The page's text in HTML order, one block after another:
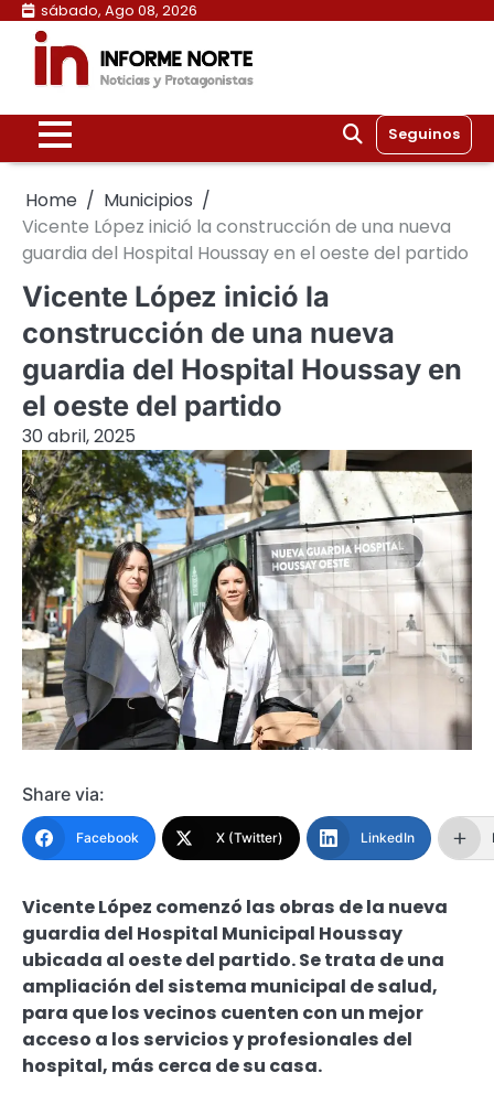
Skip
content
sábado, Ago 08, 2026
Seguinos
Home
Municipios
Vicente López inició la construcción de una nueva
guardia del Hospital Houssay en el oeste del partido
Vicente López inició la
construcción de una nueva
guardia del Hospital Houssay en
el oeste del partido
30 abril, 2025
Share via:
Facebook X (Twitter) LinkedIn
Vicente López comenzó las obras de la nueva
guardia del Hospital Municipal Houssay
ubicada al oeste del partido. Se trata de una
ampliación del sistema municipal de salud,
para que los vecinos cuenten con un mejor
acceso a los servicios y profesionales del
hospital, más cerca de su casa.